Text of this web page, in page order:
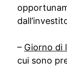
– Giorno di
cui sono